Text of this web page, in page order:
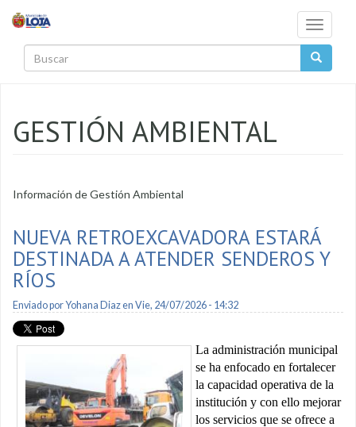
Toggle
GESTIÓN AMBIENTAL
Información de Gestión Ambiental
NUEVA RETROEXCAVADORA ESTARÁ
DESTINADA A ATENDER SENDEROS Y
RÍOS
Enviado porYohana Diazen Vie, 24/07/2026 - 14:32
La administración municipal
se ha enfocado en fortalecer
la capacidad operativa de la
institución y con ello mejorar
los servicios que se ofrece a